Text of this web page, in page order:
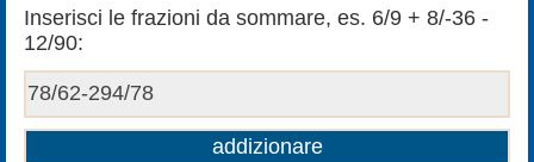
Inserisci le frazioni da sommare, es. 6/9 + 8/-36 -
12/90: